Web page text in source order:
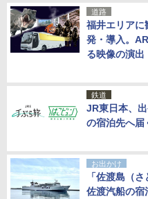
道路
福井エリアに
発・導入。
る映像の演出
鉄道
JR東日本、
の宿泊先へ届
お出かけ
「佐渡島（
佐渡汽船の宿